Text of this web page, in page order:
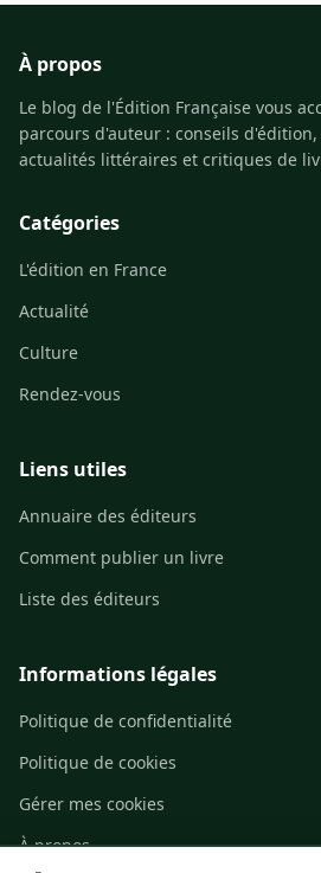
À propos
Le blog de l'Édition Française vous
parcours d'auteur : conseils
actualités littéraires et critiques de
Catégories
L'édition en France
Actualité
Culture
Rendez-vous
Liens utiles
Annuaire des éditeurs
Comment publier un livre
Liste des éditeurs
Informations légales
Politique de confidentialité
Politique de cookies
Gérer mes cookies
À propos